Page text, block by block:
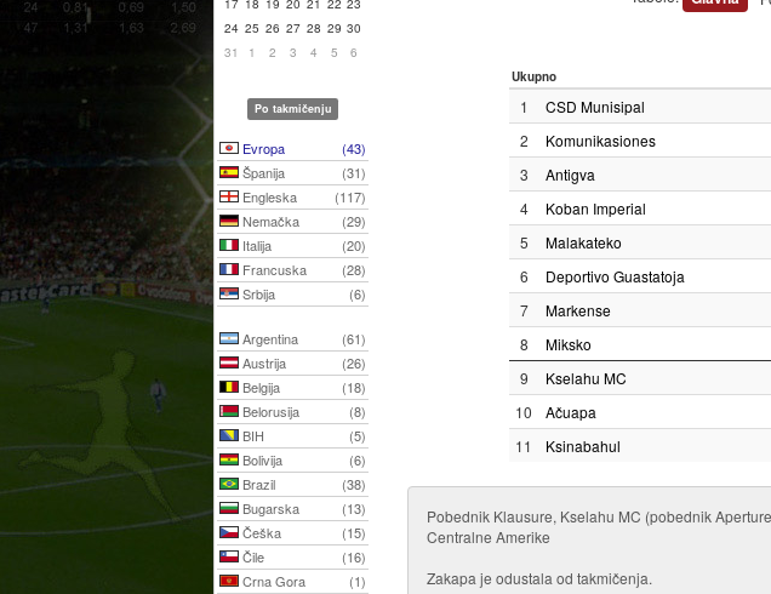
17 18 19 20 21 22 23
24 25 26 27 28 29 30
31
1 2 3 4 5 6
Po takmičenju
Evropa
(43)
Španija
(31)
Engleska
(117)
Nemačka
(29)
Italija
(20)
Francuska
(28)
Srbija
(6)
Argentina
(61)
Austrija
(26)
Belgija
(18)
Belorusija
(8)
BIH
(5)
Bolivija
(6)
Brazil
(38)
Bugarska
(13)
Češka
(15)
Čile
(16)
Crna Gora
(1)
Ukupno
1 CSD Munisipal
2 Komunikasiones
3 Antigva
4 Koban Imperial
5 Malakateko
6 Deportivo Guastatoja
7 Markense
8 Miksko
9 Kselahu MC
10 Ačuapa
11 Ksinabahul
Pobednik Klausure, Kselahu MC (pobednik
Centralne Amerike
Zakapa je odustala od takmičenja.